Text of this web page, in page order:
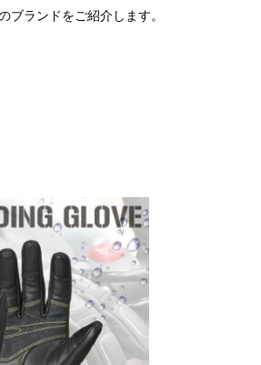
ブランドをご紹介します。